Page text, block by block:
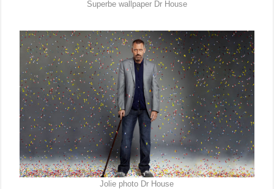
Superbe wallpaper Dr House
Jolie photo Dr House